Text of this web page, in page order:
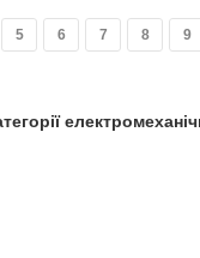
5 6 7 8 9